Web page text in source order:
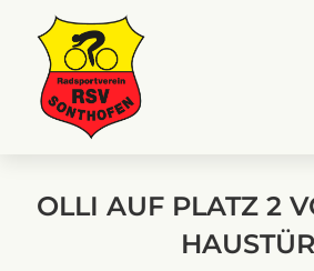
OLLI AUF PLATZ 2
HAUSTÜR